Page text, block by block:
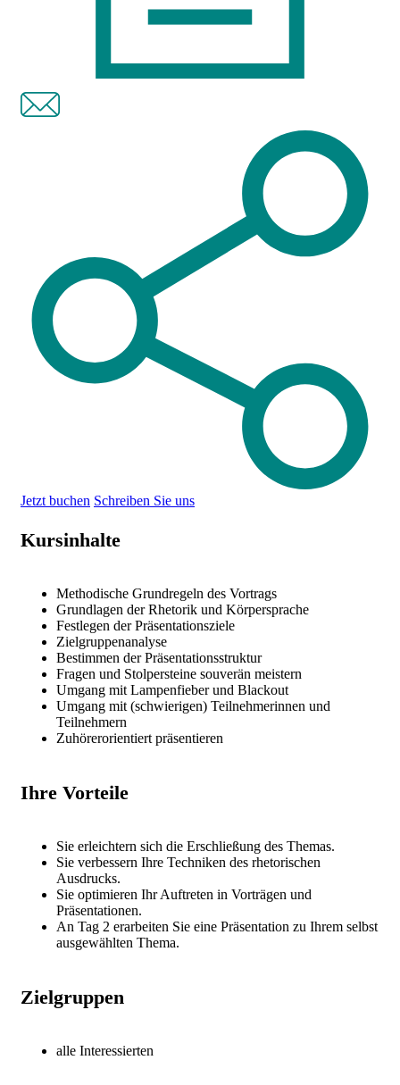
Jetzt buchen Schreiben Sie uns
Kursinhalte
Methodische Grundregeln des Vortrags
Grundlagen der Rhetorik und Körpersprache
Festlegen der Präsentationsziele
Zielgruppenanalyse
Bestimmen der Präsentationsstruktur
Fragen und Stolpersteine souverän meistern
Umgang mit Lampenfieber und Blackout
Umgang mit (schwierigen) Teilnehmerinnen und
Teilnehmern
Zuhörerorientiert präsentieren
Ihre Vorteile
Sie erleichtern sich die Erschließung des Themas.
Sie verbessern Ihre Techniken des rhetorischen
Ausdrucks.
Sie optimieren Ihr Auftreten in Vorträgen und
Präsentationen.
An Tag 2 erarbeiten Sie eine Präsentation zu Ihrem selbst
ausgewählten Thema.
Zielgruppen
alle Interessierten